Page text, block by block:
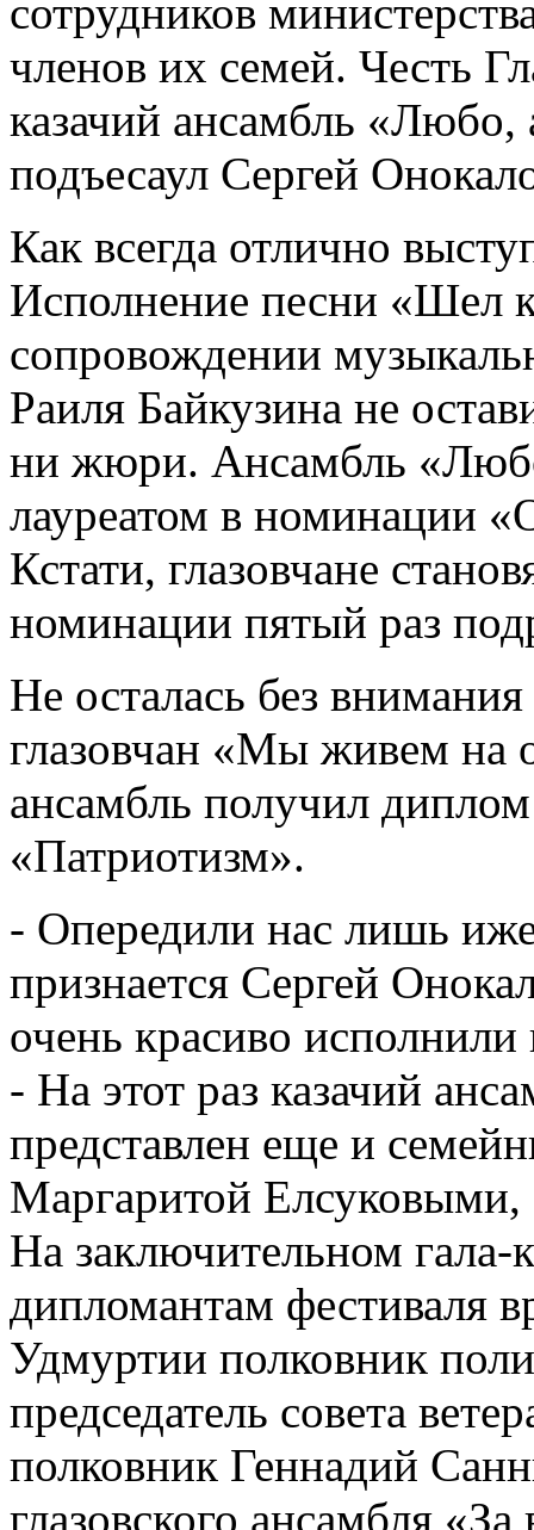
сотрудников
членов их семей. Честь
казачий ансамбль «Любо,
подъесаул Сергей
Как всегда отлично
Исполнение песни «Шел
сопровождении
Раиля Байкузина не
ни жюри. Ансамбль
лауреатом в номинации
Кстати, глазовчане
номинации пятый раз
Не осталась без
глазовчан «Мы живем на
ансамбль получил
«Патриотизм».
- Опередили нас лишь
признается Сергей
очень красиво
- На этот раз казачий
представлен еще и
Маргаритой
На заключительном гала-
дипломантам фестиваля
Удмуртии полковник
председатель совета
полковник Геннадий
глазовского ансамбля «За